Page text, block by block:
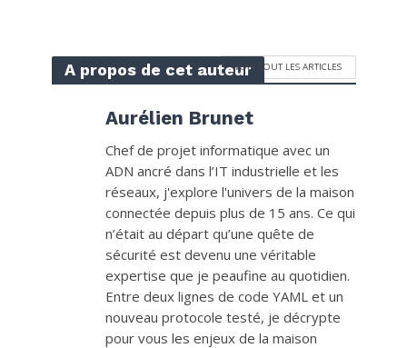
A propos de cet auteurVOIR TOUT LES ARTICLES
Aurélien Brunet
Chef de projet informatique avec un
ADN ancré dans l’IT industrielle et les
réseaux, j'explore l'univers de la maison
connectée depuis plus de 15 ans. Ce qui
n’était au départ qu’une quête de
sécurité est devenu une véritable
expertise que je peaufine au quotidien.
Entre deux lignes de code YAML et un
nouveau protocole testé, je décrypte
pour vous les enjeux de la maison